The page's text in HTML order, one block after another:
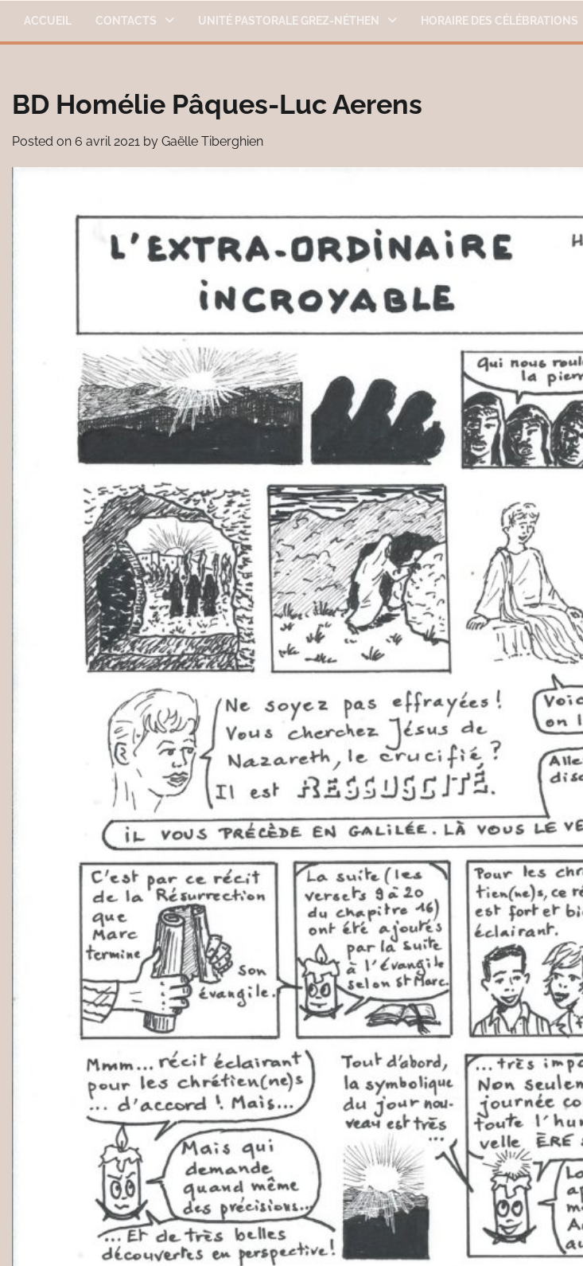
content
ACCUEIL CONTACTS UNITÉ PASTORALE GREZ-NÉTHEN HORAIRE DES CÉLÉBRATIONS
BD Homélie Pâques-Luc Aerens
Posted on 6 avril 2021 by Gaëlle Tiberghien